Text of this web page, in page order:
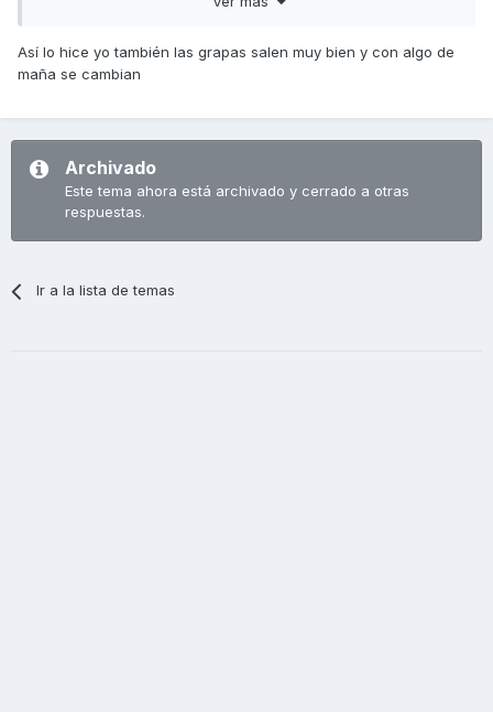
Así lo hice yo también las grapas salen muy bien y con algo de
maña se cambian
Archivado
Este tema ahora está archivado y cerrado a otras
respuestas.
Ir a la lista de temas